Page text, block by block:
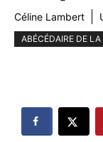
Céline Lambert
ABÉCÉDAIRE DE